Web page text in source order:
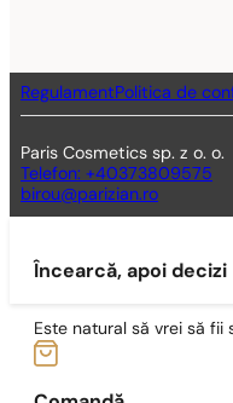
RegulamentPolitica de
Paris Cosmetics sp. z o. o.
Telefon: +40373809575
birou@parizian.ro
Încearcă, apoi decizi
Este natural să vrei să